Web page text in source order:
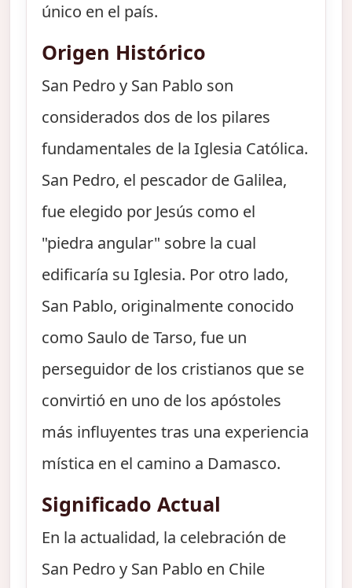
único en el país.
Origen Histórico
San Pedro y San Pablo son
considerados dos de los pilares
fundamentales de la Iglesia Católica.
San Pedro, el pescador de Galilea,
fue elegido por Jesús como el
"piedra angular" sobre la cual
edificaría su Iglesia. Por otro lado,
San Pablo, originalmente conocido
como Saulo de Tarso, fue un
perseguidor de los cristianos que se
convirtió en uno de los apóstoles
más influyentes tras una experiencia
mística en el camino a Damasco.
Significado Actual
En la actualidad, la celebración de
San Pedro y San Pablo en Chile